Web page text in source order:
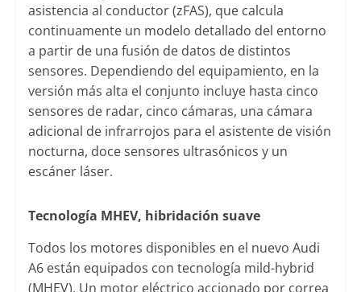
asistencia al conductor (zFAS), que calcula
continuamente un modelo detallado del entorno
a partir de una fusión de datos de distintos
sensores. Dependiendo del equipamiento, en la
versión más alta el conjunto incluye hasta cinco
sensores de radar, cinco cámaras, una cámara
adicional de infrarrojos para el asistente de visión
nocturna, doce sensores ultrasónicos y un
escáner láser.
Tecnología MHEV, hibridación suave
Todos los motores disponibles en el nuevo Audi
A6 están equipados con tecnología mild-hybrid
(MHEV). Un motor eléctrico accionado por correa